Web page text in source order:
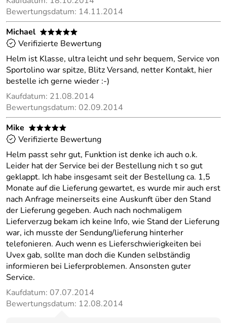
Bewertungsdatum: 14.11.2014
Michael
*****
Verifizierte Bewertung
Helm ist Klasse, ultra leicht und sehr bequem, Service von
Sportolino war spitze, Blitz Versand, netter Kontakt, hier
bestelle ich gerne wieder :-)
Kaufdatum: 21.08.2014
Bewertungsdatum: 02.09.2014
Mike
*****
Verifizierte Bewertung
Helm passt sehr gut, Funktion ist denke ich auch o.k.
Leider hat der Service bei der Bestellung nich t so gut
geklappt. Ich habe insgesamt seit der Bestellung ca. 1,5
Monate auf die Lieferung gewartet, es wurde mir auch erst
nach Anfrage meinerseits eine Auskunft über den Stand
der Lieferung gegeben. Auch nach nochmaligem
Lieferverzug bekam ich keine Info, wie Stand der Lieferung
war, ich musste der Sendung/lieferung hinterher
telefonieren. Auch wenn es Lieferschwierigkeiten bei
Uvex gab, sollte man doch die Kunden selbständig
informieren bei Lieferproblemen. Ansonsten guter
Service.
Kaufdatum: 07.07.2014
Bewertungsdatum: 12.08.2014